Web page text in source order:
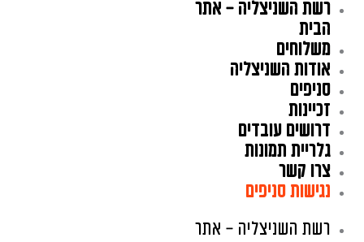
דילוג
רשת השניצליה – אתר
הבית
משלוחים
אודות השניצליה
סניפים
זכיינות
דרושים עובדים
גלריית תמונות
צרו קשר
נגישות סניפים
רשת השניצליה – אתר